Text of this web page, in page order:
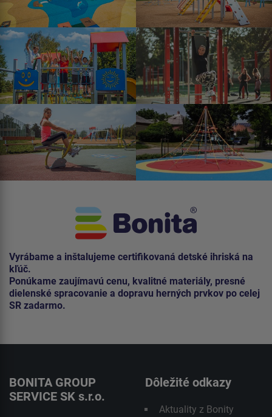
Vyrábame a inštalujeme certifikovaná detské ihriská na
kľúč.
Ponúkame zaujímavú cenu, kvalitné materiály, presné
dielenské spracovanie a dopravu herných prvkov po celej
SR zadarmo.
BONITA GROUP
SERVICE SK s.r.o.
Dôležité odkazy
Aktuality z Bonity